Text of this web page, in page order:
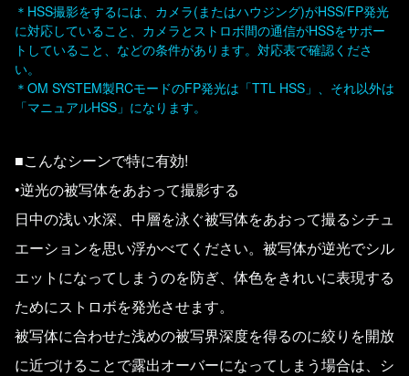
＊HSS撮影をするには、カメラ(またはハウジング)がHSS/FP発光
に対応していること、カメラとストロボ間の通信がHSSをサポー
トしていること、などの条件があります。対応表で確認くださ
い。
＊OM SYSTEM製RCモードのFP発光は「TTL HSS」、それ以外は
「マニュアルHSS」になります。
■こんなシーンで特に有効!
•逆光の被写体をあおって撮影する
日中の浅い水深、中層を泳ぐ被写体をあおって撮るシチュ
エーションを思い浮かべてください。被写体が逆光でシル
エットになってしまうのを防ぎ、体色をきれいに表現する
ためにストロボを発光させます。
被写体に合わせた浅めの被写界深度を得るのに絞りを開放
に近づけることで露出オーバーになってしまう場合は、シ